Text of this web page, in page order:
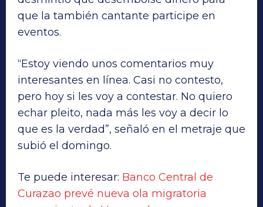
que la también cantante participe en
eventos.
“Estoy viendo unos comentarios muy
interesantes en línea. Casi no contesto,
pero hoy si les voy a contestar. No quiero
echar pleito, nada más les voy a decir lo
que es la verdad”, señaló en el metraje que
subió el domingo.
Te puede interesar: Banco Central de
Curazao prevé nueva ola migratoria